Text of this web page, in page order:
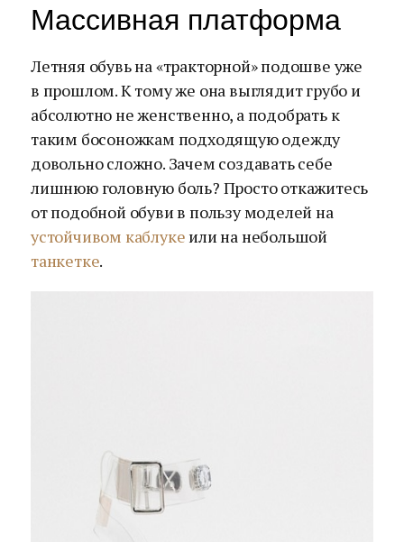
Массивная платформа
Летняя обувь на «тракторной» подошве уже
в прошлом. К тому же она выглядит грубо и
абсолютно не женственно, а подобрать к
таким босоножкам подходящую одежду
довольно сложно. Зачем создавать себе
лишнюю головную боль? Просто откажитесь
от подобной обуви в пользу моделей на
устойчивом каблуке или на небольшой
танкетке.